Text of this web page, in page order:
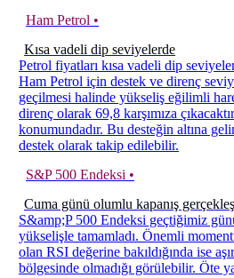
Ham Petrol •
Kısa vadeli dip seviyelerde
Petrol fiyatları kısa vadeli dip
Ham Petrol için destek ve direnç
geçilmesi halinde yükseliş eğilimli
direnç olarak 69,8 karşımıza
konumundadır. Bu desteğin altına
destek olarak takip edilebilir.
S&P 500 Endeksi •
Cuma günü olumlu kapanış
S&amp;P 500 Endeksi geçtiğimiz
yükselişle tamamladı. Önemli
olan RSI değerine bakıldığında ise
bölgesinde olmadığı görülebilir. Öte